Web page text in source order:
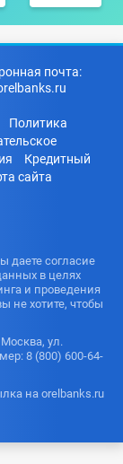
почта:
Политика
Кредитный
сайта
даете согласие
в целях
и проведения
не хотите, чтобы
ул.
8 (800) 600-64-
на orelbanks.ru